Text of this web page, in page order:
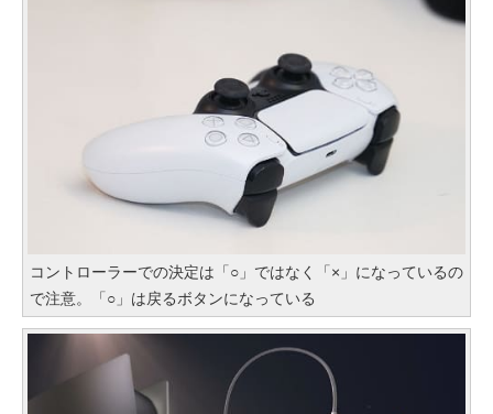
コントローラーでの決定は「○」ではなく「×」になっているの
で注意。「○」は戻るボタンになっている